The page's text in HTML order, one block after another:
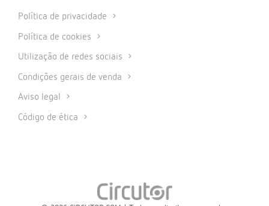
Política de privacidade
Política de cookies
Utilização de redes sociais
Condições gerais de venda
Aviso legal
Código de ética